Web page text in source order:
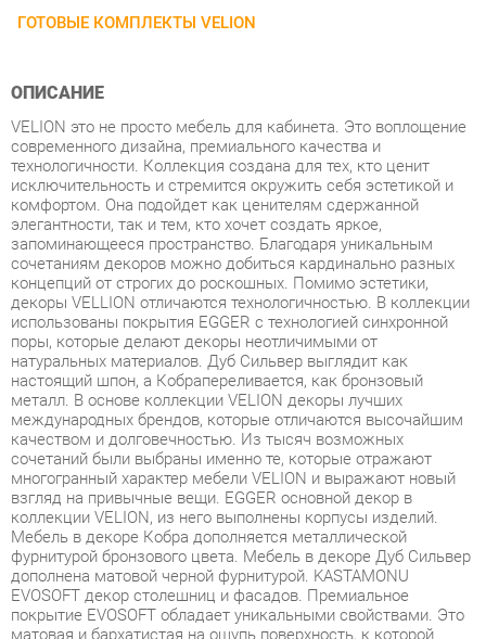
современного дизайна, премиального качества и
исключительность и стремится окружить себя эстетикой и
комфортом. Она подойдет как ценителям сдержанной
элегантности, так и тем, кто хочет создать яркое,
запоминающееся пространство. Благодаря уникальным
сочетаниям декоров можно добиться кардинально разных
концепций от строгих до роскошных. Помимо эстетики,
декоры VELLION отличаются технологичностью. В коллекции
использованы покрытия EGGER с технологией синхронной
поры, которые делают декоры неотличимыми от
натуральных материалов. Дуб Сильвер выглядит как
настоящий шпон, а Кобрапереливается, как бронзовый
металл. В основе коллекции VELION декоры лучших
международных брендов, которые отличаются высочайшим
качеством и долговечностью. Из тысяч возможных
сочетаний были выбраны именно те, которые отражают
многогранный характер мебели VELION и выражают новый
взгляд на привычные вещи. EGGER основной декор в
коллекции VELION, из него выполнены корпусы изделий.
Мебель в декоре Кобра дополняется металлической
фурнитурой бронзового цвета. Мебель в декоре Дуб Сильвер
дополнена матовой черной фурнитурой. KASTAMONU
EVOSOFT декор столешниц и фасадов. Премиальное
покрытие EVOSOFT обладает уникальными свойствами. Это
матовая и бархатистая на ощупь поверхность, к которой
приятно прикасаться. При этом, она удивительно практична
обеспечивает защиту от следов пальцев, чистящих
абразивов, ультрафиолета и химических веществ. Удобные
места для хранения, ящики с плавным ходом и доводчиками,